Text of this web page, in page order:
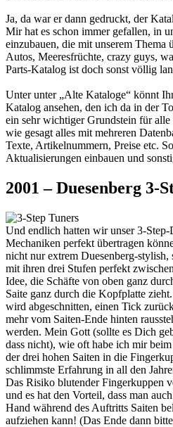
Ja, da war er dann gedruckt, der
Mir hat es schon immer gefallen, in
einzubauen, die mit unserem Thema
Autos, Meeresfrüchte, crazy guys,
Parts-Katalog ist doch sonst völlig
Unter unter „Alte Kataloge“ könnt
Katalog ansehen, den ich da in der
ein sehr wichtiger Grundstein für
wie gesagt alles mit mehreren
Texte, Artikelnummern, Preise etc.
Aktualisierungen einbauen und
2001 – Duesenberg 3-
Und endlich hatten wir unser 3-Step-
Mechaniken perfekt übertragen
nicht nur extrem Duesenberg-stylish,
mit ihren drei Stufen perfekt
Idee, die Schäfte von oben ganz
Saite ganz durch die Kopfplatte
wird abgeschnitten, einen Tick
mehr vom Saiten-Ende hinten
werden. Mein Gott (sollte es Dich
dass nicht), wie oft habe ich mir
der drei hohen Saiten in die
schlimmste Erfahrung in all den
Das Risiko blutender Fingerkuppen
und es hat den Vorteil, dass man
Hand während des Auftritts Saiten
aufziehen kann! (Das Ende dann